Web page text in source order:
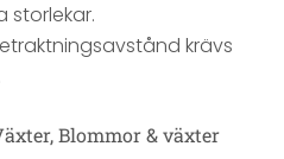
storlekar.
krävs
Blommor & växter